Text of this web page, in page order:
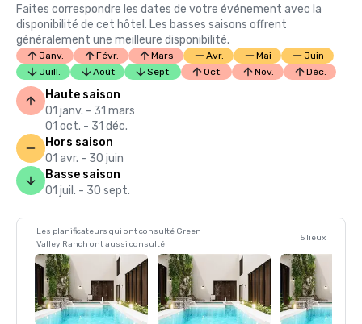
Faites correspondre les dates de votre événement avec la
disponibilité de cet hôtel. Les basses saisons offrent
généralement une meilleure disponibilité.
Janv. Févr. Mars Avr. Mai
Juin
Juill.
Août Sept. Oct. Nov. Déc.
Haute saison
01 janv. - 31 mars
01 oct. - 31 déc.
Hors saison
01 avr. - 30 juin
Basse saison
01 juil. - 30 sept.
Les planificateurs qui ont consulté Green
Valley Ranch ont aussi consulté
5 lieux